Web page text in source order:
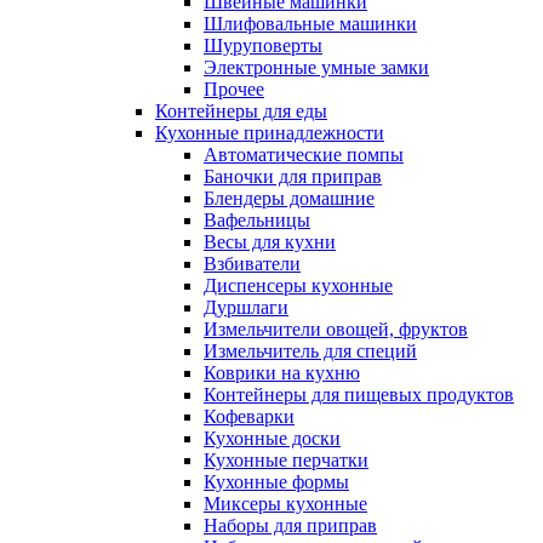
Шлифовальные машинки
Шуруповерты
Электронные умные замки
Прочее
Контейнеры для еды
Кухонные принадлежности
Автоматические помпы
Баночки для приправ
Блендеры домашние
Вафельницы
Весы для кухни
Взбиватели
Диспенсеры кухонные
Дуршлаги
Измельчители овощей, фруктов
Измельчитель для специй
Коврики на кухню
Контейнеры для пищевых продуктов
Кофеварки
Кухонные доски
Кухонные перчатки
Кухонные формы
Миксеры кухонные
Наборы для приправ